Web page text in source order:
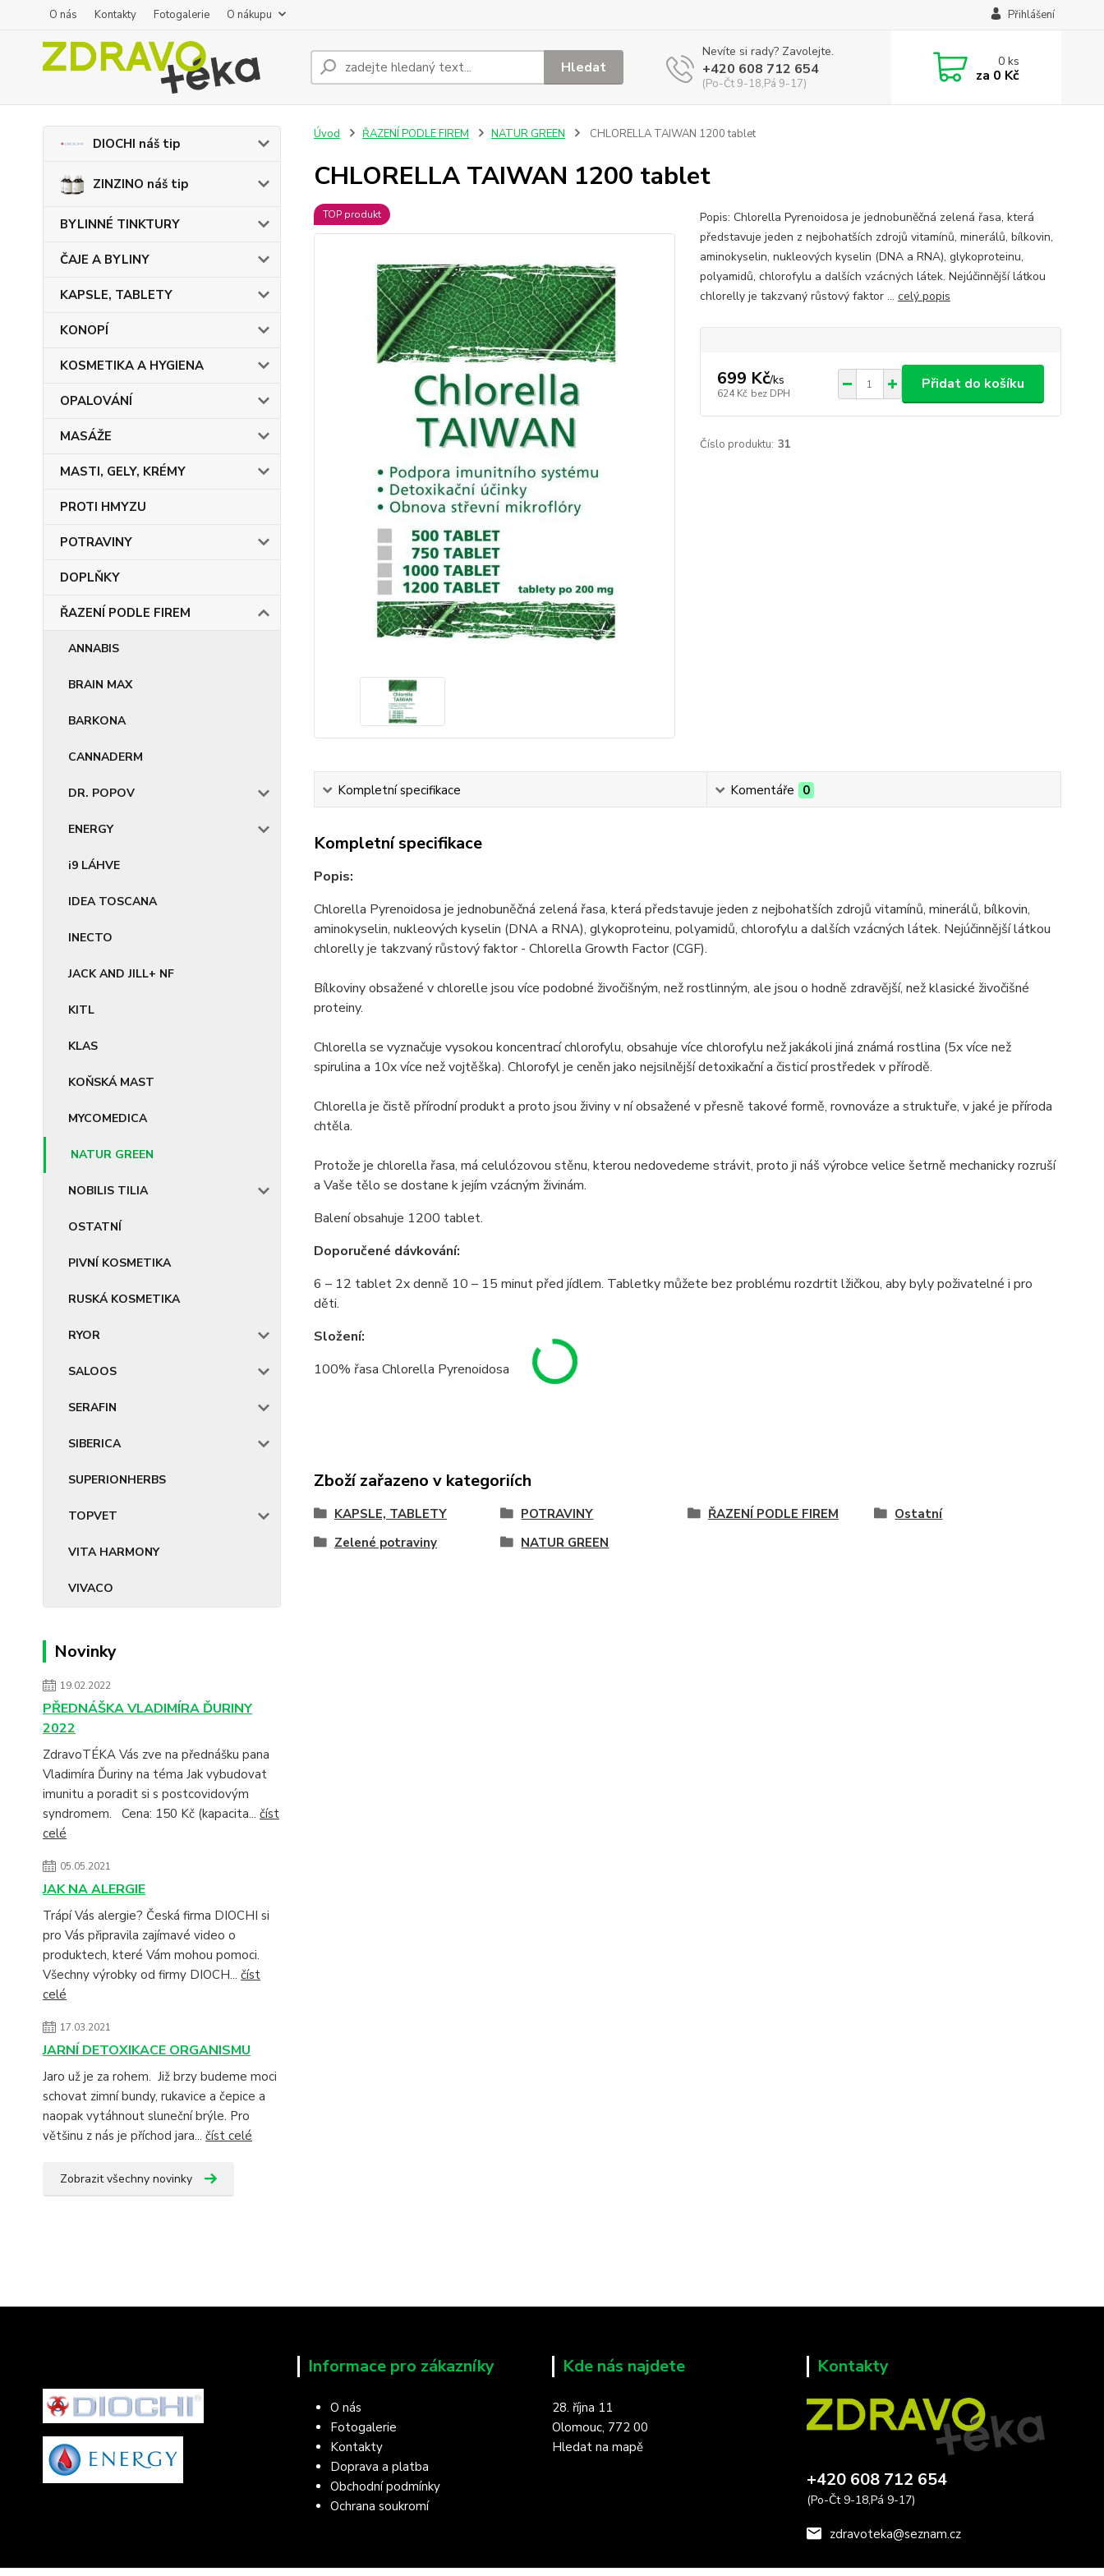
O nás Kontakty Fotogalerie O nákupu Přihlášení
Hledat
Nevíte si rady? Zavolejte.
+420 608 712 654
(Po-Čt 9-18,Pá 9-17)
0ks
za 0 Kč
DIOCHI náš tip
ZINZINO náš tip
BYLINNÉ TINKTURY
ČAJE A BYLINY
KAPSLE, TABLETY
KONOPÍ
KOSMETIKA A HYGIENA
OPALOVÁNÍ
MASÁŽE
MASTI, GELY, KRÉMY
PROTI HMYZU
POTRAVINY
DOPLŇKY
ŘAZENÍ PODLE FIREM
ANNABIS
BRAIN MAX
BARKONA
CANNADERM
DR. POPOV
ENERGY
i9 LÁHVE
IDEA TOSCANA
INECTO
JACK AND JILL+ NF
KITL
KLAS
KOŇSKÁ MAST
MYCOMEDICA
NATUR GREEN
NOBILIS TILIA
OSTATNÍ
PIVNÍ KOSMETIKA
RUSKÁ KOSMETIKA
RYOR
SALOOS
SERAFIN
SIBERICA
SUPERIONHERBS
TOPVET
VITA HARMONY
VIVACO
Novinky
19.02.2022
PŘEDNÁŠKA VLADIMÍRA ĎURINY
2022
ZdravoTÉKA Vás zve na přednášku pana
Vladimíra Ďuriny na téma Jak vybudovat
imunitu a poradit si s postcovidovým
syndromem. Cena: 150 Kč (kapacita... číst
celé
05.05.2021
JAK NA ALERGIE
Trápí Vás alergie? Česká firma DIOCHI si
pro Vás připravila zajímavé video o
produktech, které Vám mohou pomoci.
Všechny výrobky od firmy DIOCH... číst
celé
17.03.2021
JARNÍ DETOXIKACE ORGANISMU
Jaro už je za rohem. Již brzy budeme moci
schovat zimní bundy, rukavice a čepice a
naopak vytáhnout sluneční brýle. Pro
většinu z nás je příchod jara... číst celé
Zobrazit všechny novinky
Úvod ŘAZENÍ PODLE FIREM NATUR GREEN CHLORELLA TAIWAN 1200 tablet
CHLORELLA TAIWAN 1200 tablet
TOP produkt
Popis: Chlorella Pyrenoidosa je jednobuněčná zelená řasa, která
představuje jeden z nejbohatších zdrojů vitamínů, minerálů, bílkovin,
aminokyselin, nukleových kyselin (DNA a RNA), glykoproteinu,
polyamidů, chlorofylu a dalších vzácných látek. Nejúčinnější látkou
chlorelly je takzvaný růstový faktor ... celý popis
699 Kč/ks
624 Kč bez DPH
Přidat do košíku
Číslo produktu: 31
Kompletní specifikace Komentáře 0
Kompletní specifikace
Popis:
Chlorella Pyrenoidosa je jednobuněčná zelená řasa, která představuje jeden z nejbohatších zdrojů vitamínů, minerálů, bílkovin,
aminokyselin, nukleových kyselin (DNA a RNA), glykoproteinu, polyamidů, chlorofylu a dalších vzácných látek. Nejúčinnější látkou
chlorelly je takzvaný růstový faktor - Chlorella Growth Factor (CGF).
Bílkoviny obsažené v chlorelle jsou více podobné živočišným, než rostlinným, ale jsou o hodně zdravější, než klasické živočišné
proteiny.
Chlorella se vyznačuje vysokou koncentrací chlorofylu, obsahuje více chlorofylu než jakákoli jiná známá rostlina (5x více než
spirulina a 10x více než vojtěška). Chlorofyl je ceněn jako nejsilnější detoxikační a čisticí prostředek v přírodě.
Chlorella je čistě přírodní produkt a proto jsou živiny v ní obsažené v přesně takové formě, rovnováze a struktuře, v jaké je příroda
chtěla.
Protože je chlorella řasa, má celulózovou stěnu, kterou nedovedeme strávit, proto ji náš výrobce velice šetrně mechanicky rozruší
a Vaše tělo se dostane k jejím vzácným živinám.
Balení obsahuje 1200 tablet.
Doporučené dávkování:
6 – 12 tablet 2x denně 10 – 15 minut před jídlem. Tabletky můžete bez problému rozdrtit lžičkou, aby byly poživatelné i pro
děti.
Složení:
100% řasa Chlorella Pyrenoidosa
Zboží zařazeno v kategoriích
KAPSLE, TABLETY POTRAVINY ŘAZENÍ PODLE FIREM
Ostatní
Zelené potraviny
NATUR GREEN
Informace pro zákazníky
O nás
Fotogalerie
Kontakty
Doprava a platba
Obchodní podmínky
Ochrana soukromí
Kde nás najdete
28. října 11
Olomouc, 772 00
Hledat na mapě
Kontakty
+420 608 712 654
(Po-Čt 9-18,Pá 9-17)
zdravoteka@seznam.cz